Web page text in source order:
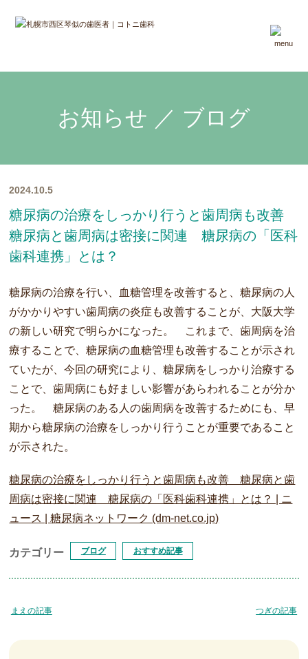
お知らせ ／ ブログ
2024.10.5
糖尿病の治療をしっかり行うと歯周病も改善
糖尿病と歯周病は密接に関連 糖尿病の「医科
歯科連携」とは？
糖尿病の治療を行い、血糖管理を改善すると、糖尿病の人
がかかりやすい歯周病の炎症も改善することが、大阪大学
の新しい研究で明らかになった。 これまで、歯周病を治
療することで、糖尿病の血糖管理も改善することが示され
ていたが、今回の研究により、糖尿病をしっかり治療する
ことで、歯周病にも好ましい影響があらわれることが分か
った。 糖尿病のある人の歯周病を改善するためにも、早
期から糖尿病の治療をしっかり行うことが重要であること
が示された。
糖尿病の治療をしっかり行うと歯周病も改善 糖尿病と歯
周病は密接に関連 糖尿病の「医科歯科連携」とは？ | ニ
ュース | 糖尿病ネットワーク (dm-net.co.jp)
カテゴリー ブログ おすすめ記事
まえの記事 つぎの記事